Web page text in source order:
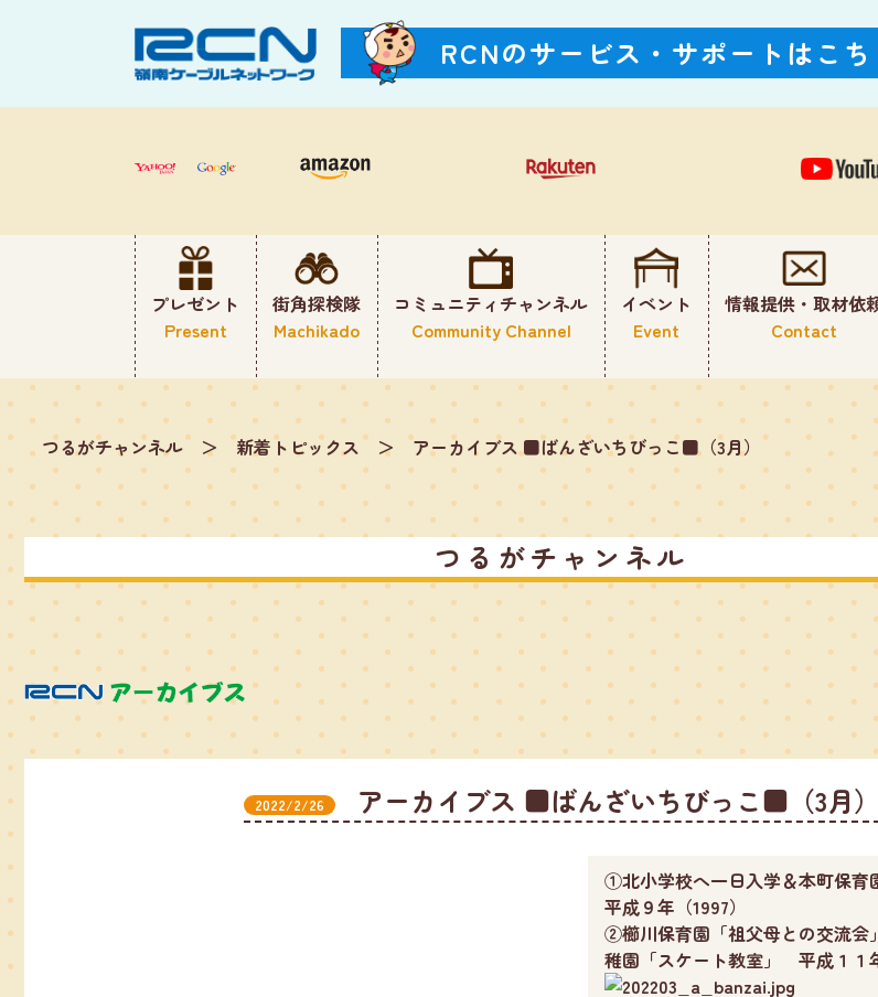
RCNのサービス・ サポートはこち
プレゼント
Present
街角探検隊
Machikado
コミュニティチャンネル
Community Channel
イベント
Event
情報提供・取材依
Contact
つるがチャンネル ＞ 新着トピックス ＞ アーカイブス ■ばんざいちびっこ■（3月）
つるがチャンネル
2022/2/26 アーカイブス ■ばんざいちびっこ■（3月）
①北小学校へ一日入学＆本町保育
平成９年（1997）
②櫛川保育園「祖父母との交流会
稚園「スケート教室」 平成１１